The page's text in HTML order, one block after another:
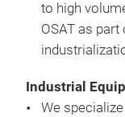
to high
OSAT as
Industrial
We